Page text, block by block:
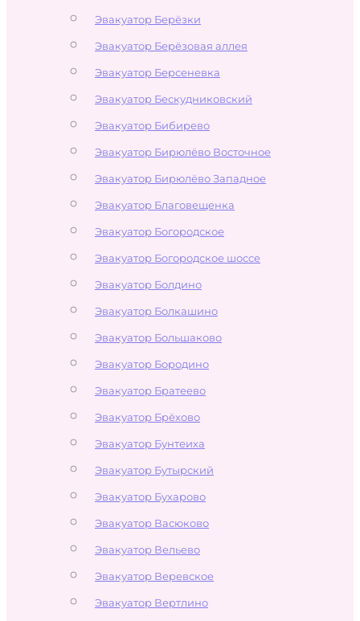
Эвакуатор Берёзки
Эвакуатор Берёзовая аллея
Эвакуатор Берсеневка
Эвакуатор Бескудниковский
Эвакуатор Бибирево
Эвакуатор Бирюлёво Восточное
Эвакуатор Бирюлёво Западное
Эвакуатор Благовещенка
Эвакуатор Богородское
Эвакуатор Богородское шоссе
Эвакуатор Болдино
Эвакуатор Болкашино
Эвакуатор Большаково
Эвакуатор Бородино
Эвакуатор Братеево
Эвакуатор Брёхово
Эвакуатор Бунтеиха
Эвакуатор Бутырский
Эвакуатор Бухарово
Эвакуатор Васюково
Эвакуатор Вельево
Эвакуатор Веревское
Эвакуатор Вертлино